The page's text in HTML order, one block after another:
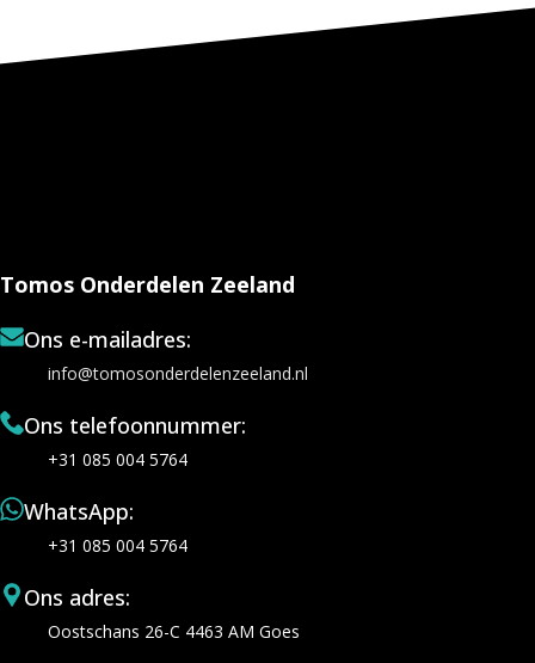
Tomos Onderdelen Zeeland
Ons e-mailadres:
info@tomosonderdelenzeeland.nl
Ons telefoonnummer:
+31 085 004 5764
WhatsApp:
+31 085 004 5764
Ons adres:
Oostschans 26-C 4463 AM Goes